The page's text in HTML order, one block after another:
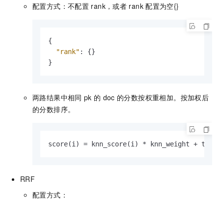
配置方式：不配置 rank，或者 rank 配置为空{}
{
"rank" : {}
}
两路结果中相同 pk 的 doc 的分数按权重相加。按加权后
的分数排序。
score(i) = knn_score(i) * knn_weight +
RRF
配置方式：